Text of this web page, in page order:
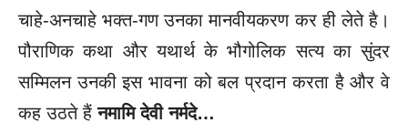
चाहे-अनचाहे भक्त-गण उनका मानवीयकरण कर ही लेते है।
पौराणिक कथा और यथार्थ के भौगोलिक सत्य का सुंदर
सम्मिलन उनकी इस भावना को बल प्रदान करता है और वे
कह उठते हैंनमामि देवी नर्मदे…